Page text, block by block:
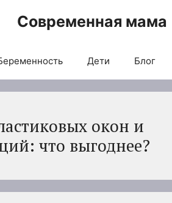
Современная мама
Дети Блог
окон и
что выгоднее?